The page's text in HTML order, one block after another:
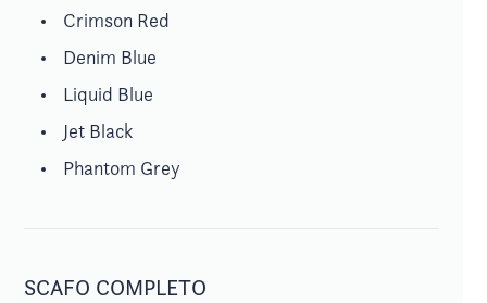
Crimson Red
Denim Blue
Liquid Blue
Jet Black
Phantom Grey
SCAFO COMPLETO